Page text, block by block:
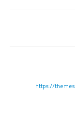
https://